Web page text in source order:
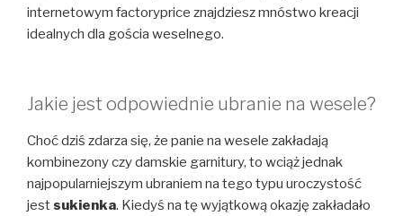
internetowym factoryprice znajdziesz mnóstwo kreacji
idealnych dla gościa weselnego.
Jakie jest odpowiednie ubranie na wesele?
Choć dziś zdarza się, że panie na wesele zakładają
kombinezony czy damskie garnitury, to wciąż jednak
najpopularniejszym ubraniem na tego typu uroczystość
jestsukienka. Kiedyś na tę wyjątkową okazję zakładało